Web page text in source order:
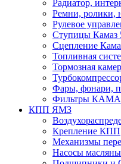
Радиатор,
Ремни, ролики,
Рулевое
Ступицы Камаз
Сцепление
Топливная
Тормозная
Фары, фонари,
Фильтры
КПП ЯМЗ
Крепление КПП
Механизмы
Насосы